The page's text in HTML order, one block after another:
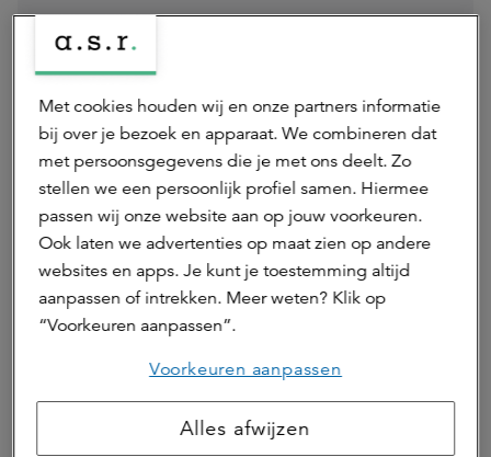
Disclaimer
prospectus van de genoemde fondsen voordat u
een beleggingsbeslissing neemt. Bij de
beslissing om in de gepromote fondsen te
beleggen moet rekening worden gehouden met
alle kenmerken en doelstellingen van de
gepromote fondsen, zoals beschreven in het
prospectus van het betreffende fonds. Het
prospectus en nadere informatie over de
duurzaamheidsaspecten van de gepromote
https://asrrealestate.nl/beleggingen.
ASR Real Estate B.V. is beheerder van
beleggingsinstellingen en is opgenomen in het
Met cookies houden wij en onze partners informatie
bij over je bezoek en apparaat. We combineren dat
met persoonsgegevens die je met ons deelt. Zo
stellen we een persoonlijk profiel samen. Hiermee
passen wij onze website aan op jouw voorkeuren.
Ook laten we advertenties op maat zien op andere
websites en apps. Je kunt je toestemming altijd
aanpassen of intrekken. Meer weten? Klik op
“Voorkeuren aanpassen”.
Voorkeuren aanpassen
Alles afwijzen